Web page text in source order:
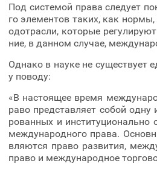
Под системой права следует
го элементов таких, как нормы,
одотрасли, которые
ние, в данном случае,
Однако в науке не существует
у поводу:
«В настоящее время
раво представляет собой одну
рованных и институционально
международного права.
вляются право развития,
право и международное